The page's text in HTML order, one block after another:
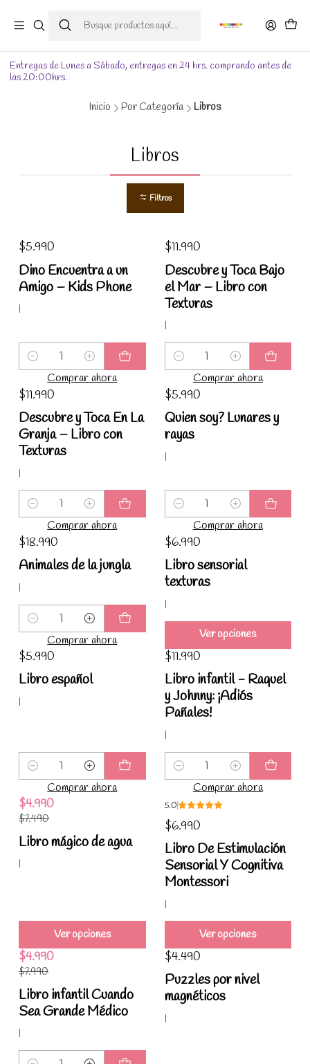
Entregas de Lunes a Sábado, entregas en 24 hrs. comprando antes de
las 20:00hrs.
Inicio Por Categoría Libros
Libros
Filtros
$5.990
Dino Encuentra a un
Amigo – Kids Phone
Cantidad
Comprar ahora
$11.990
Descubre y Toca Bajo
el Mar – Libro con
Texturas
Cantidad
Comprar ahora
$11.990
Descubre y Toca En La
Granja – Libro con
Texturas
Cantidad
Comprar ahora
$5.990
Quien soy? Lunares y
rayas
Cantidad
Comprar ahora
$18.990
Animales de la jungla
Cantidad
Comprar ahora
$6.990
Libro sensorial
texturas
Ver opciones
$5.990
Libro español
Cantidad
Comprar ahora
$11.990
Libro infantil - Raquel
y Johnny: ¡Adiós
Pañales!
Cantidad
Comprar ahora
-33%
$4.990
$7.490
Libro mágico de agua
Ver opciones
5.0
$6.990
Libro De Estimulación
Sensorial Y Cognitiva
Montessori
Ver opciones
-38%
$4.990
$7.990
Libro infantil Cuando
Sea Grande Médico
$4.490
Puzzles por nivel
magnéticos